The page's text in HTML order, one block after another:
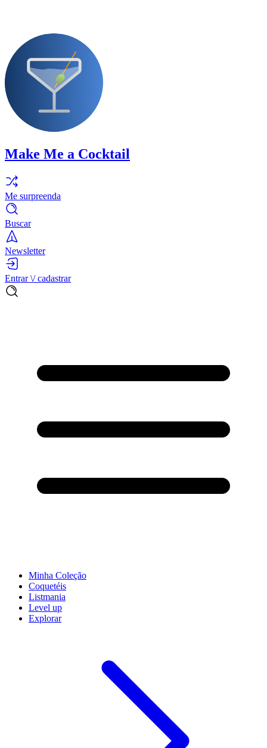
Make Me a Cocktail
Me surpreenda
Buscar
Newsletter
Entrar \/ cadastrar
Minha Coleção
Coquetéis
Listmania
Level up
Explorar